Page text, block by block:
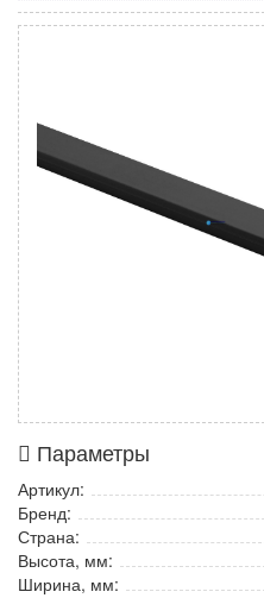
Параметры
Артикул:
Бренд:
Страна:
Высота, мм:
Ширина, мм: